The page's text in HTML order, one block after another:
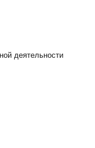
деятельности